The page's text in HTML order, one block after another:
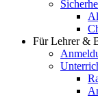
Für Lehrer &